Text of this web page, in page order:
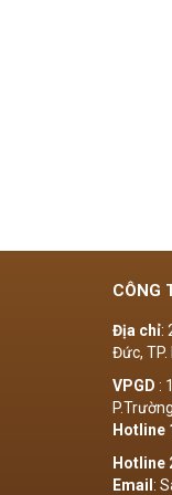
CÔNG
Địa chỉ:
Đức, TP.
VPGD :
Hotline
Hotline
Email :